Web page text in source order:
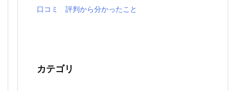
口コミ 評判から分かったこと
カテゴリ